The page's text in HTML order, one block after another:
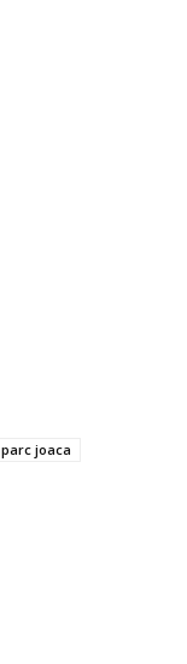
parc joaca